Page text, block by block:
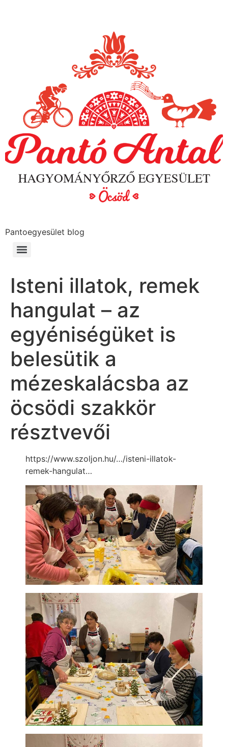
Pantoegyesület blog
Isteni illatok, remek
hangulat – az
egyéniségüket is
belesütik a
mézeskalácsba az
öcsödi szakkör
résztvevői
https://www.szoljon.hu/…/isteni-illatok-
remek-hangulat…